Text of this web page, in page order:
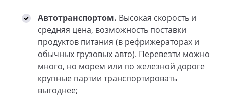
Автотранспортом. Высокая скорость и
средняя цена, возможность поставки
продуктов питания (в рефрижераторах и
обычных грузовых авто). Перевезти можно
много, но морем или по железной дороге
крупные партии транспортировать
выгоднее;